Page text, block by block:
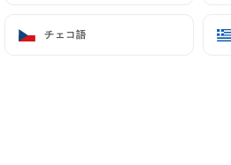
チェコ語
チェコ語